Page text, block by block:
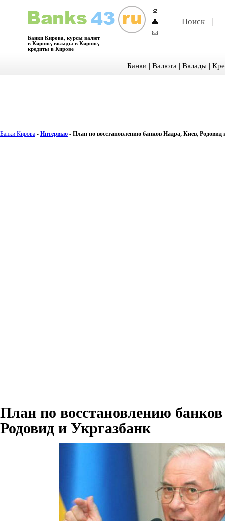
Банки Кирова, курсы валют
в Кирове, вклады в Кирове,
кредиты в Кирове
Поиск
Банки | Валюта | Вклады |
Банки Кирова - Интервью - План по восстановлению банков Надра, Киев, Родовид
План по восстановлению
Родовид и Укргазбанк